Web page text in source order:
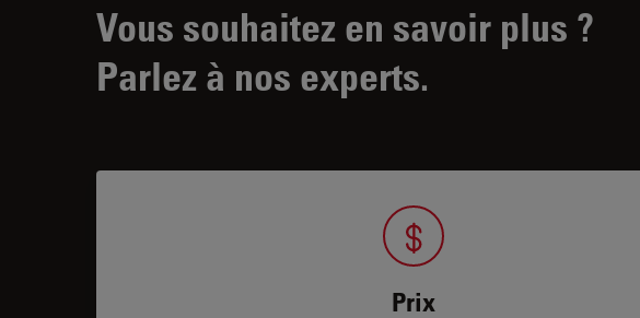
Vous souhaitez en savoir plus ?
Parlez à nos experts.
Prix